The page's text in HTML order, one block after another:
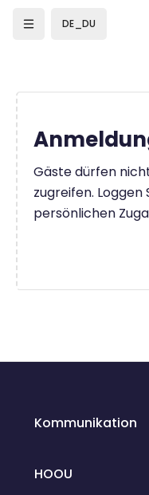
DE_DU
Gäste dürfen
zugreifen. Loggen
persönlichen
Kommunikation
HOOU